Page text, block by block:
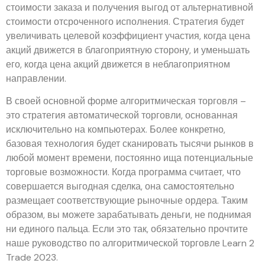
стоимости заказа и получения выгод от альтернативной
стоимости отсроченного исполнения. Стратегия будет
увеличивать целевой коэффициент участия, когда цена
акций движется в благоприятную сторону, и уменьшать
его, когда цена акций движется в неблагоприятном
направлении.
В своей основной форме алгоритмическая торговля –
это стратегия автоматической торговли, основанная
исключительно на компьютерах. Более конкретно,
базовая технология будет сканировать тысячи рынков в
любой момент времени, постоянно ища потенциальные
торговые возможности. Когда программа считает, что
совершается выгодная сделка, она самостоятельно
размещает соответствующие рыночные ордера. Таким
образом, вы можете зарабатывать деньги, не поднимая
ни единого пальца. Если это так, обязательно прочтите
наше руководство по алгоритмической торговле Learn 2
Trade 2023.